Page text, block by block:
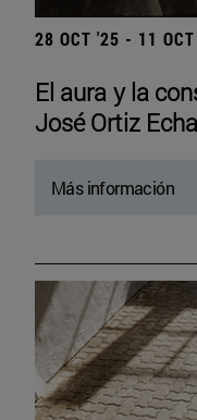
28 OCT '25 - 11
El aura y la
José Ortiz
Más información